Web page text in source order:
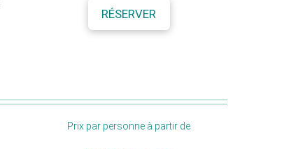
RÉSERVER
Prix par personne à partir de